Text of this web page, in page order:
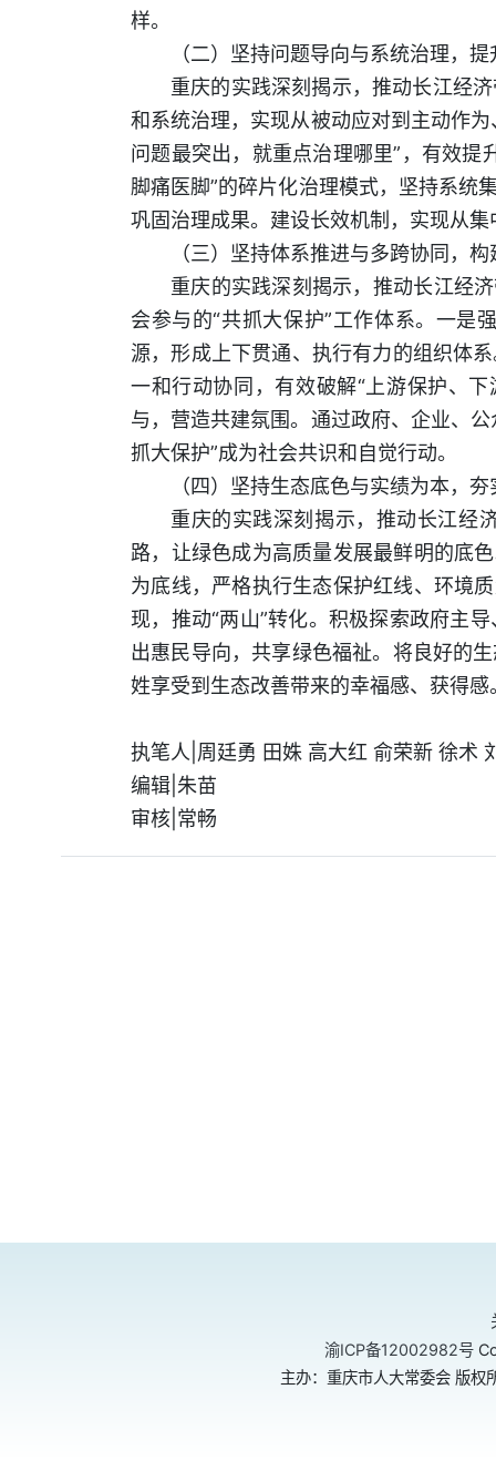
样。
（二）坚持问题导向与系统治理，
重庆的实践深刻揭示，推动长江经
和系统治理，实现从被动应对到主动作
问题最突出，就重点治理哪里”，有效
脚痛医脚”的碎片化治理模式，坚持系统
巩固治理成果。建设长效机制，实现从
（三）坚持体系推进与多跨协同，
重庆的实践深刻揭示，推动长江经
会参与的“共抓大保护”工作体系。一是
源，形成上下贯通、执行有力的组织体
一和行动协同，有效破解“上游保护、
与，营造共建氛围。通过政府、企业、
抓大保护”成为社会共识和自觉行动。
（四）坚持生态底色与实绩为本，
重庆的实践深刻揭示，推动长江经
路，让绿色成为高质量发展最鲜明的底
为底线，严格执行生态保护红线、环境
现，推动“两山”转化。积极探索政府主
出惠民导向，共享绿色福祉。将良好的
姓享受到生态改善带来的幸福感、获得感
执笔人|周廷勇 田姝 高大红 俞荣新 徐术
编辑|朱苗
审核|常畅
渝ICP备12002982号
主办：重庆市人大常委会 版